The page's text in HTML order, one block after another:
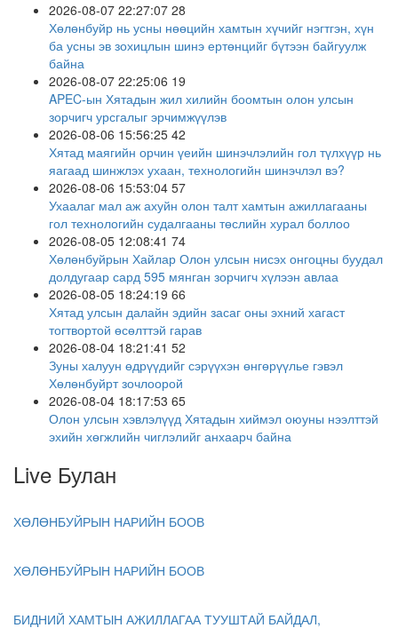
2026-08-07 22:27:07 28
Хөлөнбуйр нь усны нөөцийн хамтын хүчийг нэгтгэн, хүн
ба усны эв зохицлын шинэ ертөнцийг бүтээн байгуулж
байна
2026-08-07 22:25:06 19
APEC-ын Хятадын жил хилийн боомтын олон улсын
зорчигч урсгалыг эрчимжүүлэв
2026-08-06 15:56:25 42
Хятад маягийн орчин үеийн шинэчлэлийн гол түлхүүр нь
яагаад шинжлэх ухаан, технологийн шинэчлэл вэ?
2026-08-06 15:53:04 57
Ухаалаг мал аж ахуйн олон талт хамтын ажиллагааны
гол технологийн судалгааны төслийн хурал боллоо
2026-08-05 12:08:41 74
Хөлөнбуйрын Хайлар Олон улсын нисэх онгоцны буудал
долдугаар сард 595 мянган зорчигч хүлээн авлаа
2026-08-05 18:24:19 66
Хятад улсын далайн эдийн засаг оны эхний хагаст
тогтвортой өсөлттэй гарав
2026-08-04 18:21:41 52
Зуны халуун өдрүүдийг сэрүүхэн өнгөрүүлье гэвэл
Хөлөнбуйрт зочлоорой
2026-08-04 18:17:53 65
Олон улсын хэвлэлүүд Хятадын хиймэл оюуны нээлттэй
эхийн хөгжлийн чиглэлийг анхаарч байна
Улс төрийн удирдамжийг бэхжүүлж, батлан хамгаалах
болон цэргийн шинэчлэлийг өндөр чанартай
2026-08-03 18:13:14 83
улсын “Нэг бүс нэг зам” төслөөр гадаадад 3 Шинжлэх
үхаан техник мэргэжлийн жижиг хүрээлэн байгуулав
Дөрөө жийж урагшилсан “ Шинэхэн хундагат ” хөл
Live Булан
ХӨЛӨНБУЙРЫН НАРИЙН БООВ
ХӨЛӨНБУЙРЫН НАРИЙН БООВ
БИДНИЙ ХАМТЫН АЖИЛЛАГАА ТУУШТАЙ БАЙДАЛ,